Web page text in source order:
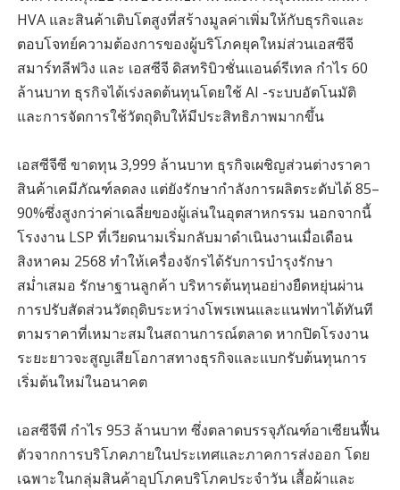
HVA และสินค้าเติบโตสูงที่สร้างมูลค่าเพิ่มให้กับธุรกิจและ
ตอบโจทย์ความต้องการของผู้บริโภคยุคใหม่ส่วนเอสซีจี
สมาร์ทลีฟวิง และ เอสซีจี ดิสทริบิวชั่นแอนด์รีเทล กำไร 60
ล้านบาท ธุรกิจได้เร่งลดต้นทุนโดยใช้ AI -ระบบอัตโนมัติ
และการจัดการใช้วัตถุดิบให้มีประสิทธิภาพมากขึ้น
เอสซีจีซี ขาดทุน 3,999 ล้านบาท ธุรกิจเผชิญส่วนต่างราคา
สินค้าเคมีภัณฑ์ลดลง แต่ยังรักษากำลังการผลิตระดับได้ 85–
90%ซึ่งสูงกว่าค่าเฉลี่ยของผู้เล่นในอุตสาหกรรม นอกจากนี้
โรงงาน LSP ที่เวียดนามเริ่มกลับมาดำเนินงานเมื่อเดือน
สิงหาคม 2568 ทำให้เครื่องจักรได้รับการบำรุงรักษา
สม่ำเสมอ รักษาฐานลูกค้า บริหารต้นทุนอย่างยืดหยุ่นผ่าน
การปรับสัดส่วนวัตถุดิบระหว่างโพรเพนและแนฟทาได้ทันที
ตามราคาที่เหมาะสมในสถานการณ์ตลาด หากปิดโรงงาน
ระยะยาวจะสูญเสียโอกาสทางธุรกิจและแบกรับต้นทุนการ
เริ่มต้นใหม่ในอนาคต
เอสซีจีพี กำไร 953 ล้านบาท ซึ่งตลาดบรรจุภัณฑ์อาเซียนฟื้น
ตัวจากการบริโภคภายในประเทศและภาคการส่งออก โดย
เฉพาะในกลุ่มสินค้าอุปโภคบริโภคประจำวัน เสื้อผ้าและ